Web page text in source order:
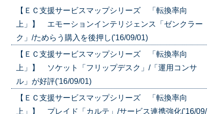
【ＥＣ支援サービスマップシリーズ 「転換率向
上」】 エモーションインテリジェンス「ゼンクラー
ク」/ためらう購入を後押し('16/09/01)
【ＥＣ支援サービスマップシリーズ 「転換率向
上」】 ソケット「フリップデスク」/「運用コンサ
ル」が好評('16/09/01)
【ＥＣ支援サービスマップシリーズ 「転換率向
上」】 プレイド「カルテ」/サービス連携強化('16/09/